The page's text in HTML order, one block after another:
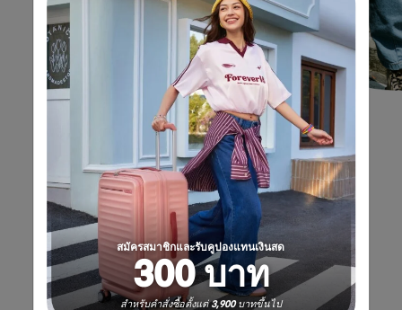
สมัครสมาชิกและรับคูปองแทนเงินสด
300 บาท
สำหรับคำสั่งซื้อตั้งแต่ 3,900 บาทขึ้นไป